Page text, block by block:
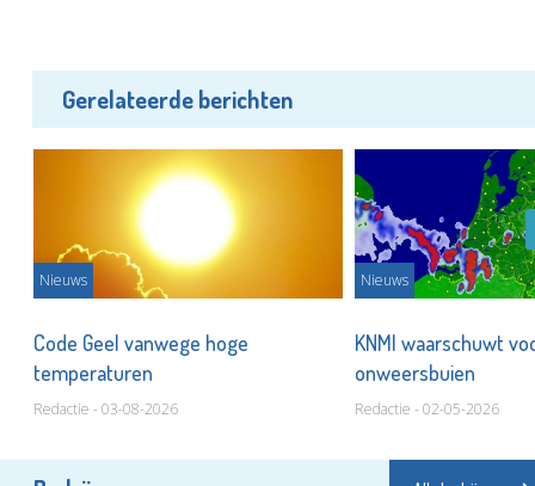
Gerelateerde berichten
Nieuws
Code Geel vanwege hoge
temperaturen
Redactie - 03-08-2026
Nieuws
KNMI waarschuwt
onweersbuien
Redactie - 02-05-2026